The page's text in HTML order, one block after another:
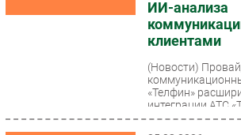
ИИ-анализа
клиентами
(Новости)
«Телфин»
интеграции АТС
«Битрикс24» и